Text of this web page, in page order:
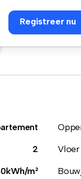
Registreer nu
slechts een
de stad. Dit
om extra te
2 Vloer
m²